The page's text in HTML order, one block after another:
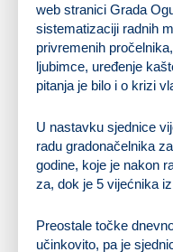
web stranici Grada
sistematizaciji radnih
privremenih
ljubimce, uređenje
pitanja je bilo i o krizi
U nastavku sjednice
radu gradonačelnika
godine, koje je nakon
za, dok je 5 vijećnika
Preostale točke
učinkovito, pa je